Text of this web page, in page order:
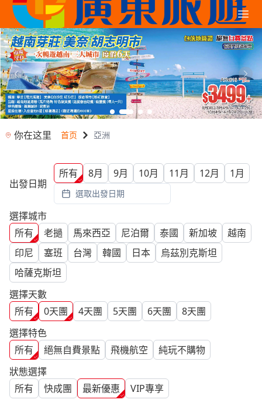
你在这里 首页 亞洲
出發日期
所有 8月 9月 10月 11月 12月 1月
選取出發日期
選擇城市
所有
老撾 馬來西亞 尼泊爾 泰國 新加坡
越南
印尼
塞班 台灣 韓國 日本
烏茲別克斯坦
哈薩克斯坦
選擇天數
所有
0天團 4天團 5天團 6天團 8天團
選擇特色
所有
絕無自費景點 飛機航空
純玩不購物
狀態選擇
所有
快成團 最新優惠 VIP專享